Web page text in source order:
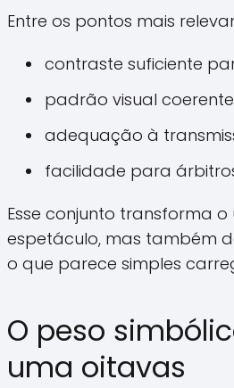
Entre os pontos mais
contraste suficiente
padrão visual
adequação à
facilidade para
Esse conjunto transforma
espetáculo, mas também
o que parece simples
O peso
uma oitavas